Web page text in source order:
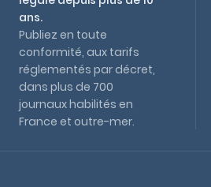
ans.
Publiez en toute
conformité, aux tarifs
réglementés par décret,
dans plus de 700
journaux habilités en
France et outre-mer.